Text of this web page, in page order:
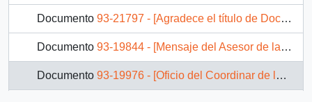
Documento 93-21797 - [Agradece el título de Doctor Honoris Causa otorgado por la Universidad de París]
Documento 93-19844 - [Mensaje del Asesor de la Dirección General de Relaciones Económicas Internacionales sobre materiales referente a gira presidencial a Nueva Zelandia]
Documento 93-19976 - [Oficio del Coordinar de la Asesoría de Derechos Humanos dirigido al Jefe de Gabinete Presidencial, mediante el cual adjunta publicación de la Comisión Internacional de Juristas titulada "No a la impunidad Sí a la Justicia"]